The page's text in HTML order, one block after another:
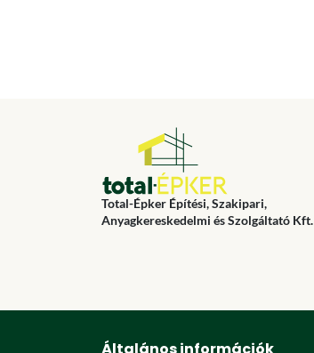
Total-Épker Építési, Szakipari,
Anyagkereskedelmi és Szolgáltató Kft.